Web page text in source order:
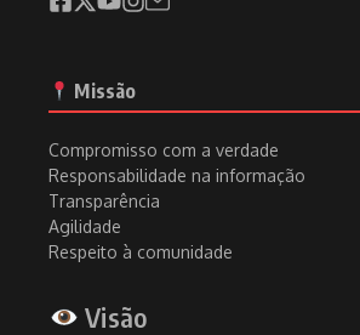
Missão
Compromisso com a verdade
Responsabilidade na informação
Transparência
Agilidade
Respeito à comunidade
Visão